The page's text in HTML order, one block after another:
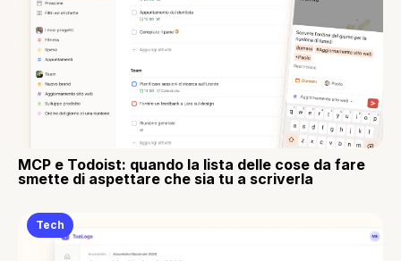
MCP e Todoist: quando la lista delle cose da fare
smette di aspettare che sia tu a scriverla
Tech